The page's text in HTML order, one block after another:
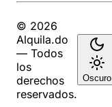
© 2026
Alquila.do
— Todos
los
derechos
reservados.
Oscuro